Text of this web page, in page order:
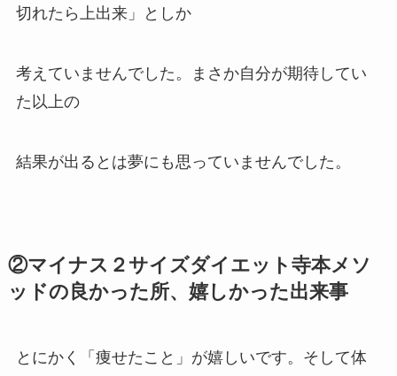
切れたら上出来」としか
考えていませんでした。まさか自分が期待してい
た以上の
結果が出るとは夢にも思っていませんでした。
②マイナス２サイズダイエット寺本メソ
ッドの良かった所、嬉しかった出来事
とにかく「痩せたこと」が嬉しいです。そして体